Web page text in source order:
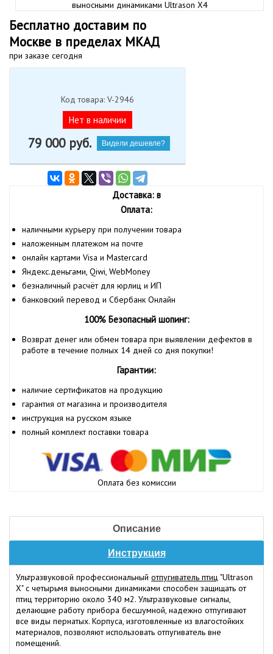
Бесплатно доставим по
Москве в пределах МКАД
при заказе сегодня
Код товара: V-2946
Нет в наличии
79 000 руб. Видели дешевле?
Доставка: в
Оплата:
наличными курьеру при получении товара
наложенным платежом на почте
онлайн картами Visa и Mastercard
Яндекс.деньгами, Qiwi, WebMoney
безналичный расчёт для юрлиц и ИП
банковский перевод и Сбербанк Онлайн
100% Безопасный шопинг:
Возврат денег или обмен товара при выявлении дефектов в
работе в течение полных 14 дней со дня покупки!
Гарантии:
наличие сертификатов на продукцию
гарантия от магазина и производителя
инструкция на русском языке
полный комплект поставки товара
Оплата без комиссии
Описание
Инструкция
Ультразвуковой профессиональный отпугиватель птиц "Ultrason
X" с четырьмя выносными динамиками способен защищать от
птиц территорию около 340 м2. Ультразвуковые сигналы,
делающие работу прибора бесшумной, надежно отпугивают
все виды пернатых. Корпуса, изготовленные из влагостойких
материалов, позволяют использовать отпугиватель вне
помещений.